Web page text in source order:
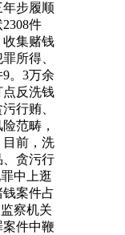
年步履顺
件
收集赌钱
所得、
。3万余
点反洗钱
行贿、
范畴，
目前，洗
、贪污行
中上逛
案件占
察机关
件中鞭